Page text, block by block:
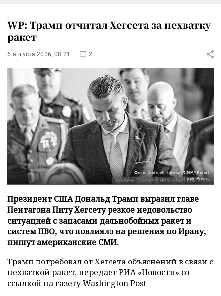
WP: Трамп отчитал Хегсета за нехватку
ракет
6 августа 2026, 08:21 2
Фото: Andrew Thomas/CNP/Global
Look Press
Президент США Дональд Трамп выразил главе
Пентагона Питу Хегсету резкое недовольство
ситуацией с запасами дальнобойных ракет и
систем ПВО, что повлияло на решения по Ирану,
пишут американские СМИ.
Трамп потребовал от Хегсета объяснений в связи с
нехваткой ракет, передаетРИА «Новости» со
ссылкой на газетуWashington Post.